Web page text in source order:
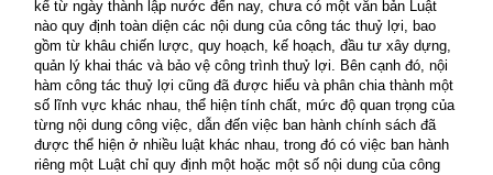
kể từ ngày thành lập nước đến nay, chưa có một văn bản Luật
nào quy định toàn diện các nội dung của công tác thuỷ lợi, bao
gồm từ khâu chiến lược, quy hoạch, kế hoạch, đầu tư xây dựng,
quản lý khai thác và bảo vệ công trình thuỷ lợi. Bên cạnh đó, nội
hàm công tác thuỷ lợi cũng đã được hiểu và phân chia thành một
số lĩnh vực khác nhau, thể hiện tính chất, mức độ quan trọng của
từng nội dung công việc, dẫn đến việc ban hành chính sách đã
được thể hiện ở nhiều luật khác nhau, trong đó có việc ban hành
riêng một Luật chỉ quy định một hoặc một số nội dung của công